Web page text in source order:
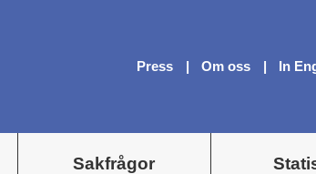
Press Om oss In
Sakfrågor